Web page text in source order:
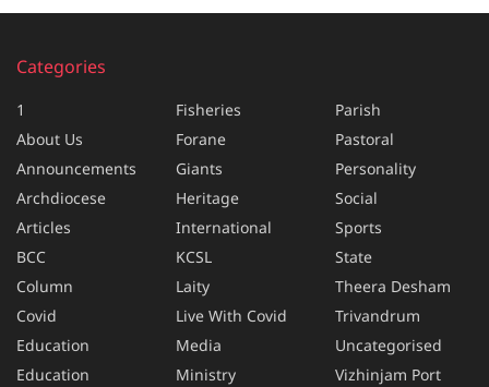
Categories
1
About Us
Announcements
Archdiocese
Articles
BCC
Column
Covid
Education
Education
Fisheries
Forane
Giants
Heritage
International
KCSL
Laity
Live With Covid
Media
Ministry
Parish
Pastoral
Personality
Social
Sports
State
Theera Desham
Trivandrum
Uncategorised
Vizhinjam Port